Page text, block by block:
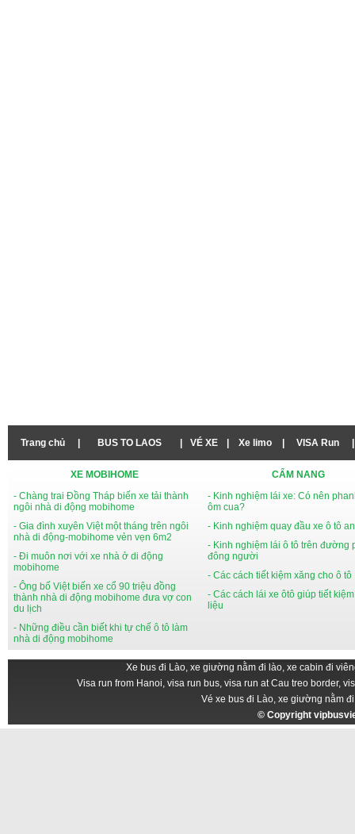
Trang chủ BUS TO LAOS VÉ XE Xe limo VISA Run
XE MOBIHOME
- Chàng trai Đồng Tháp biến xe tải thành
ngôi nhà di động mobihome
- Gia đình xuyên Việt một tháng trên ngôi
nhà di động-mobihome vẻn vẹn 6m2
- Đi muôn nơi với xe nhà ở di động
mobihome
- Ông bố Việt biến xe cổ 90 triệu đồng
thành nhà di động mobihome đưa vợ con
du lịch
- Những điều cần biết khi tự chế ô tô làm
nhà di động mobihome
CẨM NANG
- Kinh nghiệm lái xe: Có nên
ôm cua?
- Kinh nghiệm quay đầu xe ô tô
- Kinh nghiệm lái ô tô trên đường
đông người
- Các cách tiết kiệm xăng cho ô tô
- Các cách lái xe ôtô giúp tiết
liệu
Xe bus đi Lào, xe giường nằm đi lào, xe cabin đi
Visa run from Hanoi, visa run bus, visa run at Cau treo border,
Vé xe bus đi Lào, xe giường nằm
© Copyright